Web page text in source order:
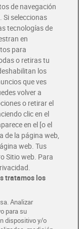
más cercana
de navegación
seleccionas
tecnologías de
en
para
o retiras tu
los
que ves
volver a
o retirar el
clic en el
en el [o el
de la página web,
web. Tus
Sitio web. Para
tratamos los
Analizar
para su
dispositivo y/o